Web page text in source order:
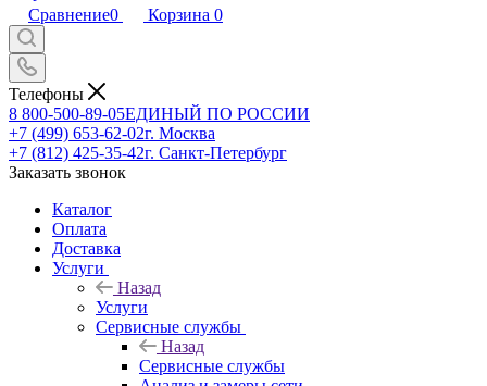
Сравнение0 Корзина 0
Телефоны
8 800-500-89-05ЕДИНЫЙ ПО РОССИИ
+7 (499) 653-62-02г. Москва
+7 (812) 425-35-42г. Санкт-Петербург
Заказать звонок
Каталог
Оплата
Доставка
Услуги
Назад
Услуги
Сервисные службы
Назад
Сервисные службы